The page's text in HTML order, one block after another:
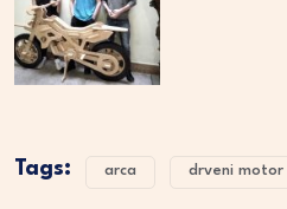
Tags: arca drveni motor